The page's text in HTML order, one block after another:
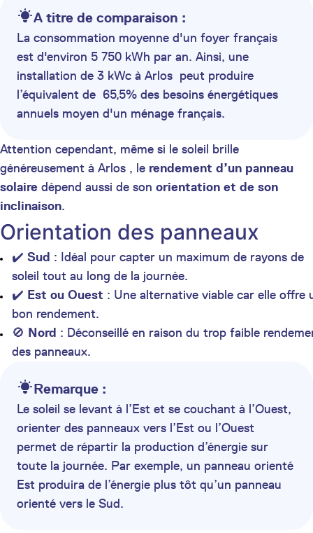
A titre de comparaison :
La consommation moyenne d'un foyer français
est d'environ 5 750 kWh par an. Ainsi, une
installation de 3 kWc à Arlos peut produire
l’équivalent de 65,5% des besoins énergétiques
annuels moyen d'un ménage français.
Attention cependant, même si le soleil brille
généreusement à Arlos , le rendement d’un panneau
solaire dépend aussi de son orientation et de son
inclinaison.
Orientation des panneaux
✔️ Sud : Idéal pour capter un maximum de rayons de
soleil tout au long de la journée.
✔️ Est ou Ouest : Une alternative viable car elle offre
bon rendement.
🚫 Nord : Déconseillé en raison du trop faible
des panneaux.
Remarque :
Le soleil se levant à l’Est et se couchant à l’Ouest,
orienter des panneaux vers l’Est ou l’Ouest
permet de répartir la production d’énergie sur
toute la journée. Par exemple, un panneau orienté
Est produira de l’énergie plus tôt qu’un panneau
orienté vers le Sud.